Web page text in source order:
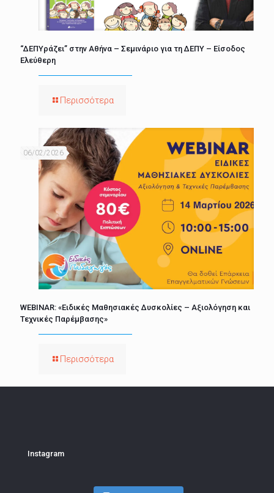
“ΔΕΠΥράζει” στην Αθήνα – Σεμινάριο για τη ΔΕΠΥ – Είσοδος
Ελεύθερη
Περισσότερα
06/02/2026
WEBINAR: «Ειδικές Μαθησιακές Δυσκολίες – Αξιολόγηση και
Τεχνικές Παρέμβασης»
Περισσότερα
Instagram